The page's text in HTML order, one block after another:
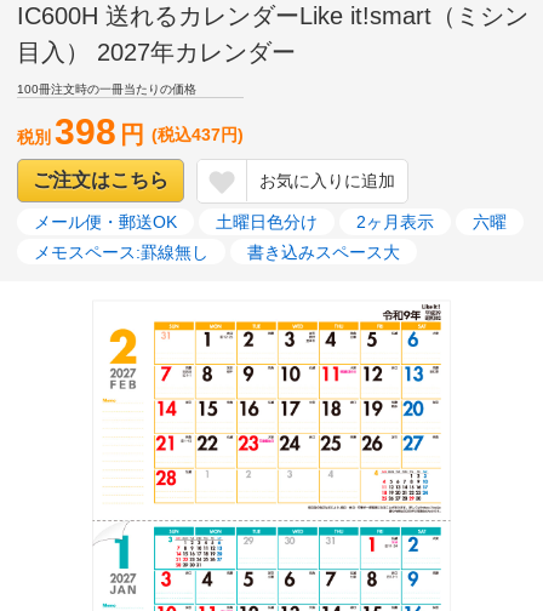
IC600H 送れるカレンダーLike it!smart（ミシン
目入） 2027年カレンダー
100冊注文時の一冊当たりの価格
税別398 円 (税込437円)
ご注文はこちら お気に入りに追加
メール便・郵送OK 土曜日色分け 2ヶ月表示
六曜
メモスペース:罫線無し
書き込みスペース大